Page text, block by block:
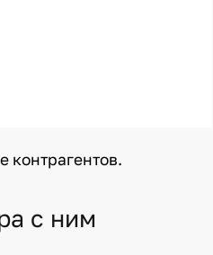
контрагентов.
с ним